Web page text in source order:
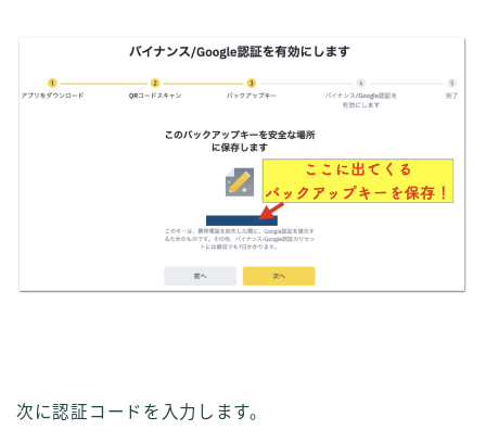
次に認証コードを入力します。